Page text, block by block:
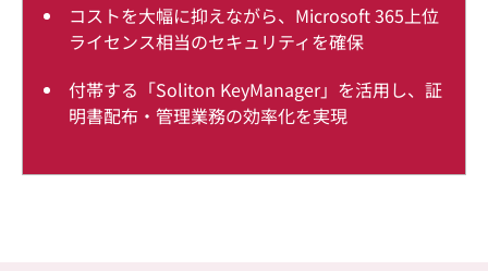
コストを大幅に抑えながら、Microsoft 365上位
ライセンス相当のセキュリティを確保
付帯する「Soliton KeyManager」を活用し、証
明書配布・管理業務の効率化を実現